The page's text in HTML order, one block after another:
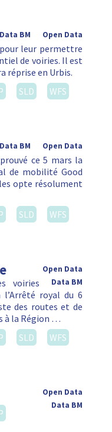
Open Data
Data BM
leur permettre
de voiries. Il est
réprise en Urbis.
SLD
WFS
Open Data
Data BM
ce 5 mars la
de mobilité Good
opte résolument
SLD
WFS
Open Data
Data BM
voiries
royal du 6
des routes et de
à la Région …
SLD
WFS
Open Data
Data BM